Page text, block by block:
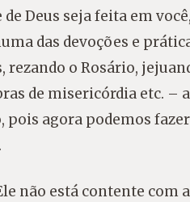
de Deus seja feita em
das devoções e
o Rosário,
de misericórdia etc. –
agora podemos
não está contente com